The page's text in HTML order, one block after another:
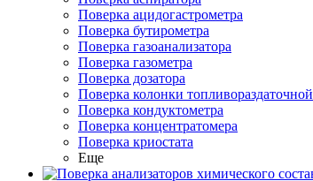
Поверка ацидогастрометра
Поверка бутирометра
Поверка газоанализатора
Поверка газометра
Поверка дозатора
Поверка колонки топливораздаточной
Поверка кондуктометра
Поверка концентратомера
Поверка криостата
Еще